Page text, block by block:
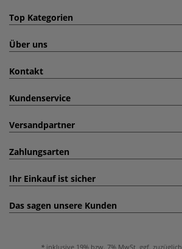
Top Kategorien
Über uns
Kontakt
Kundenservice
Versandpartner
Zahlungsarten
Ihr Einkauf ist sicher
Das sagen unsere Kunden
inklusive 19% bzw. 7% MwSt, ggf. zuzüglich